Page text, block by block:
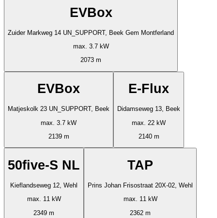
EVBox
Zuider Markweg 14 UN_SUPPORT, Beek Gem Montferland
max. 3.7 kW
2073 m
EVBox
Matjeskolk 23 UN_SUPPORT, Beek
max. 3.7 kW
2139 m
E-Flux
Didamseweg 13, Beek
max. 22 kW
2140 m
50five-S NL
Kieflandseweg 12, Wehl
max. 11 kW
2349 m
TAP
Prins Johan Frisostraat 20X-02, Wehl
max. 11 kW
2362 m